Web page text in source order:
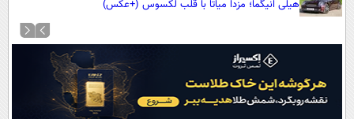
کردن
آرشیو
نظرسنجی
آب و هوا
هیلی انیگما؛ مزدا میاتا با قلب لکسوس (+عکس)